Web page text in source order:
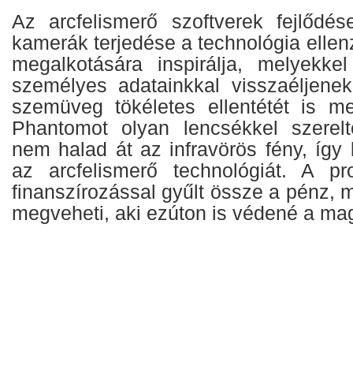
Az arcfelismerő szoftverek
kamerák terjedése a technológia
megalkotására inspirálja,
személyes adatainkkal
szemüveg tökéletes ellentétét is
Phantomot olyan lencsékkel
nem halad át az infravörös fény, így
az arcfelismerő technológiát. A
finanszírozással gyűlt össze a pénz,
megveheti, aki ezúton is védené a